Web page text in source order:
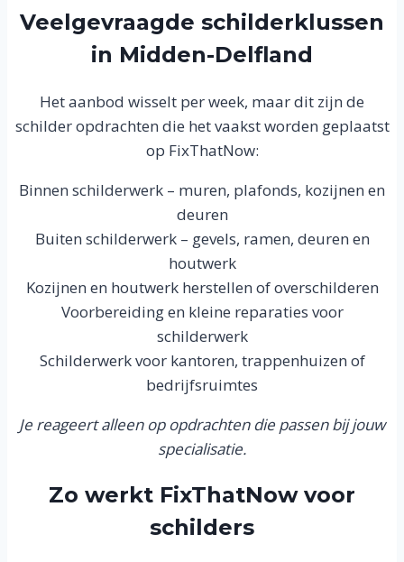
Veelgevraagde schilderklussen
in Midden-Delfland
Het aanbod wisselt per week, maar dit zijn de
schilder opdrachten die het vaakst worden geplaatst
op FixThatNow:
Binnen schilderwerk – muren, plafonds, kozijnen en
deuren
Buiten schilderwerk – gevels, ramen, deuren en
houtwerk
Kozijnen en houtwerk herstellen of overschilderen
Voorbereiding en kleine reparaties voor
schilderwerk
Schilderwerk voor kantoren, trappenhuizen of
bedrijfsruimtes
Je reageert alleen op opdrachten die passen bij jouw
specialisatie.
Zo werkt FixThatNow voor
schilders